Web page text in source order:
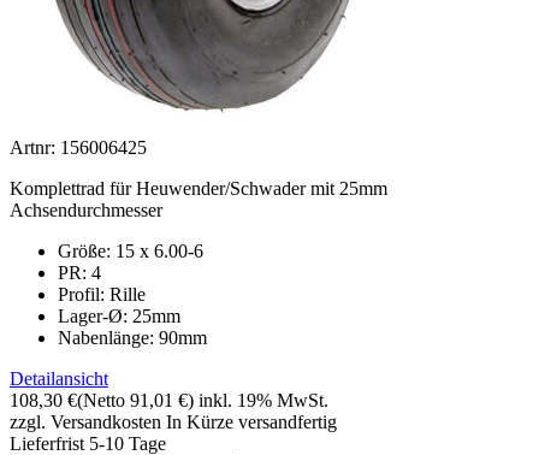
Artnr: 156006425
Komplettrad für Heuwender/Schwader mit 25mm
Achsendurchmesser
Größe: 15 x 6.00-6
PR: 4
Profil: Rille
Lager-Ø: 25mm
Nabenlänge: 90mm
Detailansicht
108,30 €(Netto 91,01 €) inkl. 19% MwSt.
zzgl. Versandkosten In Kürze versandfertig
Lieferfrist 5-10 Tage